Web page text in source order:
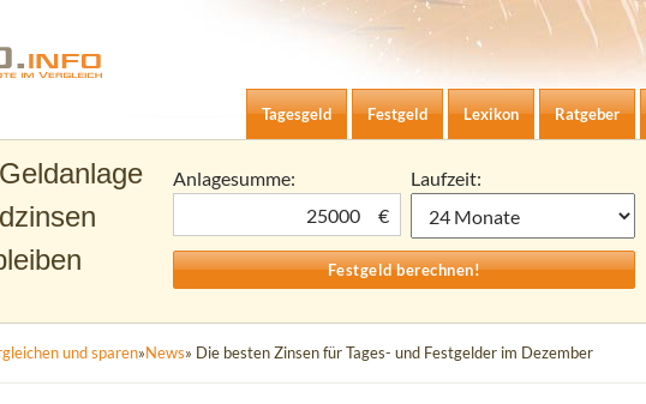
und Tagesgeld-Zinsen berechnen
Zum Inhalt springen
Tagesgeld
Festgeld Lexikon Ratgeber
Anlagesumme:
€
Laufzeit:
und sparen»News» Die besten Zinsen für Tages- und Festgelder im Dezember